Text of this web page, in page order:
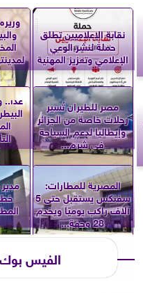
نقابة الإعلاميين تطلق
حملة لنشر الوعي
الإعلامي وتعزيز المهنية
مصر للطيران تُسير
رحلات خاصة من الجزائر
وإيطاليا لدعم السياحة
في شرم...
غدا..
المصرية للمطارات:
سفنكس يستقبل حتى 5
آلاف راكب يوميًا ويخدم
28 وجهة...
الفيس بوك